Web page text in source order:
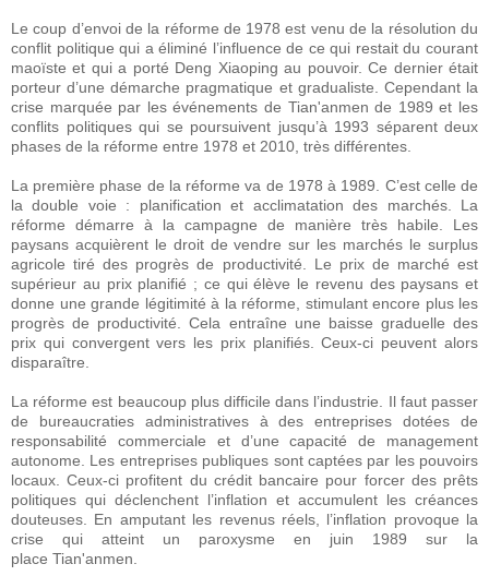
Le coup d’envoi de la réforme de 1978 est venu de la résolution du
conflit politique qui a éliminé l’influence de ce qui restait du courant
maoïste et qui a porté Deng Xiaoping au pouvoir. Ce dernier était
porteur d’une démarche pragmatique et gradualiste. Cependant la
crise marquée par les événements de Tian'anmen de 1989 et les
conflits politiques qui se poursuivent jusqu’à 1993 séparent deux
phases de la réforme entre 1978 et 2010, très différentes.
La première phase de la réforme va de 1978 à 1989. C’est celle de
la double voie : planification et acclimatation des marchés. La
réforme démarre à la campagne de manière très habile. Les
paysans acquièrent le droit de vendre sur les marchés le surplus
agricole tiré des progrès de productivité. Le prix de marché est
supérieur au prix planifié ; ce qui élève le revenu des paysans et
donne une grande légitimité à la réforme, stimulant encore plus les
progrès de productivité. Cela entraîne une baisse graduelle des
prix qui convergent vers les prix planifiés. Ceux-ci peuvent alors
disparaître.
La réforme est beaucoup plus difficile dans l’industrie. Il faut passer
de bureaucraties administratives à des entreprises dotées de
responsabilité commerciale et d’une capacité de management
autonome. Les entreprises publiques sont captées par les pouvoirs
locaux. Ceux-ci profitent du crédit bancaire pour forcer des prêts
politiques qui déclenchent l’inflation et accumulent les créances
douteuses. En amputant les revenus réels, l’inflation provoque la
crise qui atteint un paroxysme en juin 1989 sur la
place Tian'anmen.